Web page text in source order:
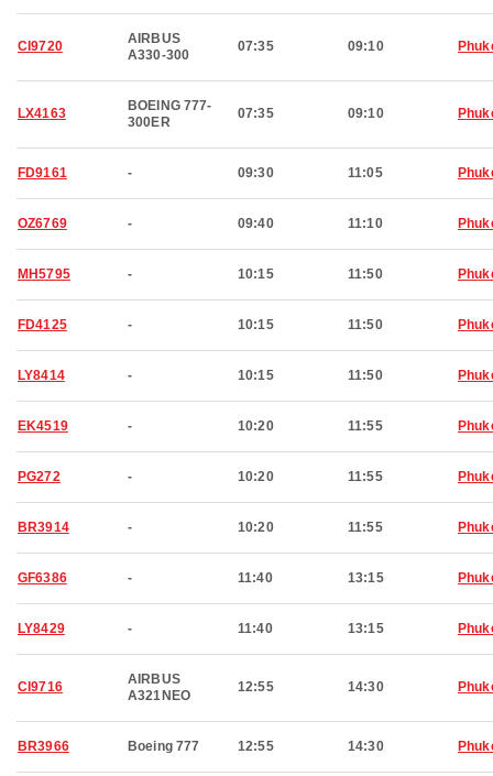
CI9720
AIRBUS
A330-300
07:35 09:10
LX4163
BOEING 777-
300ER
07:35 09:10
FD9161 - 09:30 11:05
OZ6769 - 09:40 11:10
MH5795 - 10:15 11:50
FD4125 - 10:15 11:50
LY8414 - 10:15 11:50
EK4519 - 10:20 11:55
PG272 - 10:20 11:55
BR3914 - 10:20 11:55
GF6386 - 11:40 13:15
LY8429 - 11:40 13:15
CI9716
AIRBUS
A321NEO
12:55 14:30
BR3966 Boeing 777 12:55 14:30